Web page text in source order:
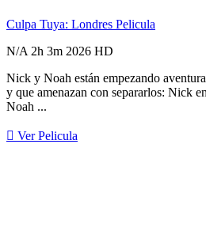
Culpa Tuya: Londres Pelicula
N/A 2h 3m 2026 HD
Nick y Noah están empezando
y que amenazan con separarlos: Nick
Noah ...
Ver Pelicula